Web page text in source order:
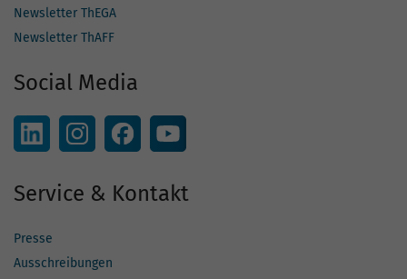
Newsletter ThEGA
Newsletter ThAFF
Social Media
Service & Kontakt
Presse
Ausschreibungen